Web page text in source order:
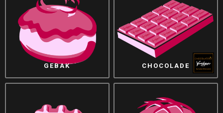
GEBAK CHOCOLADE